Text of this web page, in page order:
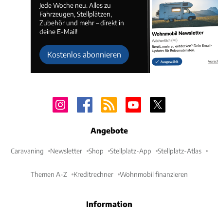
Jede Woche neu. Alles zu
Fahrzeugen, Stellplätzen,
Zubehör und mehr – direkt in
deine E-Mail!
Kostenlos abonnieren
Angebote
Caravaning Newsletter Shop Stellplatz-App Stellplatz-Atlas
Themen A-Z Kreditrechner Wohnmobil finanzieren
Information